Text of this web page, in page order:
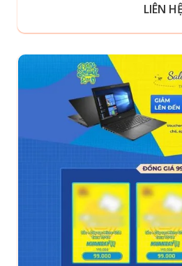
LIÊN HỆ